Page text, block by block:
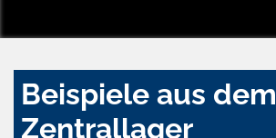
Beispiele aus dem
Zentrallager